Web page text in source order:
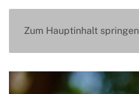
Zum Hauptinhalt springen